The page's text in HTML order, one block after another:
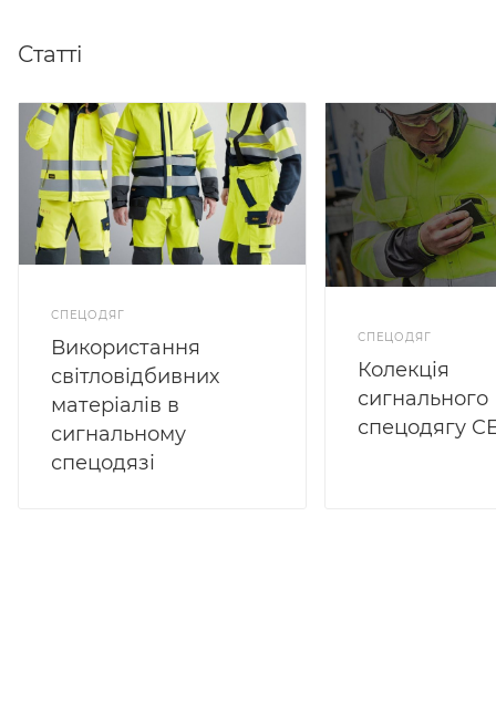
Статті
СПЕЦОДЯГ
Використання
світловідбивних
матеріалів в
сигнальному
спецодязі
СПЕЦОДЯГ
Колекція
сигнального
спецодягу